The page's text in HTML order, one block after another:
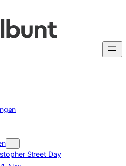
Street Day